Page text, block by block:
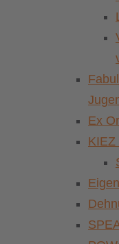
Ex
KIEZ